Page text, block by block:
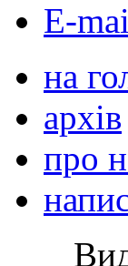
E-
на
архів
про